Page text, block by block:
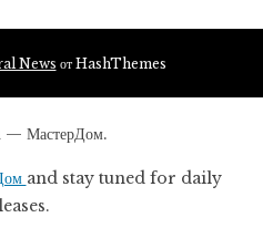
News от HashThemes
— МастерДом.
and stay tuned for daily